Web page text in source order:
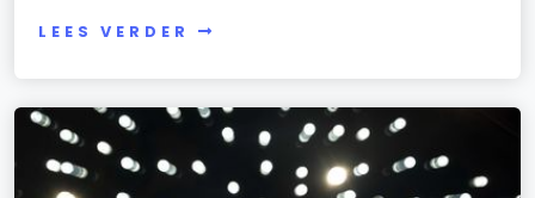
LEES VERDER